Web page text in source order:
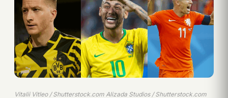
Vitalii Vitleo / Shutterstock.com Alizada Studios / Shutterstock.com